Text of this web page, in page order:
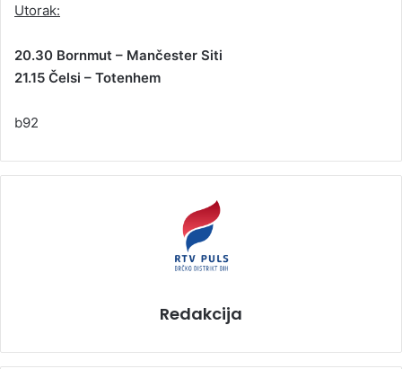
Utorak:
20.30 Bornmut – Mančester Siti
21.15 Čelsi – Totenhem
b92
Redakcija